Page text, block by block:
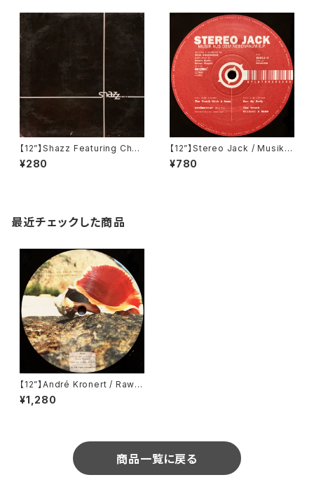
【12”】Shazz Featuring Char
maine King / Carry On (Col
umbia) (COL 666861-6)
¥280
【12”】Stereo Jack / Musik A
us Dem Nebenraum E.P. (R
aw Elements) (Raw 611)
¥780
最近チェックした商品
【12”】André Kronert / Raw
(Ada Kaleh Romania) (AK0
02)
¥1,280
商品一覧に戻る